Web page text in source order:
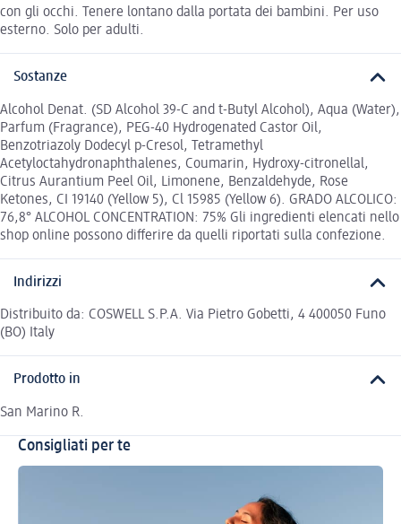
con gli occhi. Tenere lontano dalla portata dei bambini. Per uso
esterno. Solo per adulti.
Sostanze
Alcohol Denat. (SD Alcohol 39-C and t-Butyl Alcohol), Aqua (Water),
Parfum (Fragrance), PEG-40 Hydrogenated Castor Oil,
Benzotriazoly Dodecyl p-Cresol, Tetramethyl
Acetyloctahydronaphthalenes, Coumarin, Hydroxy-citronellal,
Citrus Aurantium Peel Oil, Limonene, Benzaldehyde, Rose
Ketones, CI 19140 (Yellow 5), Cl 15985 (Yellow 6). GRADO ALCOLICO:
76,8° ALCOHOL CONCENTRATION: 75% Gli ingredienti elencati nello
shop online possono differire da quelli riportati sulla confezione.
Indirizzi
Distribuito da: COSWELL S.P.A. Via Pietro Gobetti, 4 400050 Funo
(BO) Italy
Prodotto in
San Marino R.
Consigliati per te